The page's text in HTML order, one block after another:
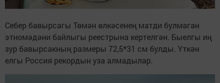
Себер бавырсагы Төмән өлкәсенең матди булмаган
этномәдәни байлыгы реестрына кертелгән. Быелгы иң
зур бавырсакның размеры 72,5*31 см булды. Үткән
елгы Россия рекордын уза алмадылар.